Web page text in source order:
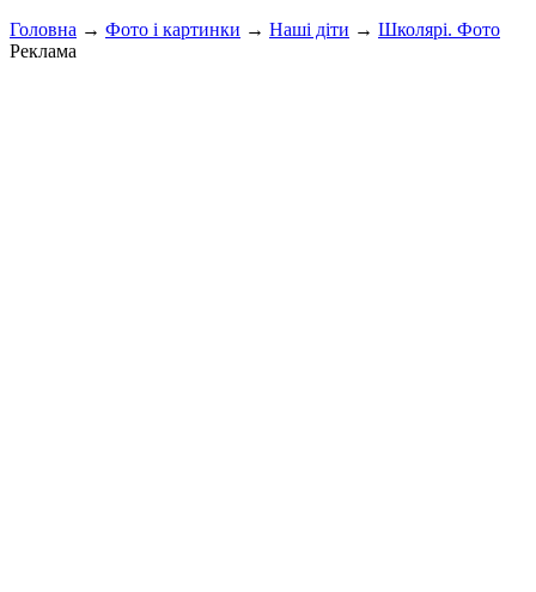
Головна → Фото і картинки → Наші діти → Школярі. Фото
Реклама